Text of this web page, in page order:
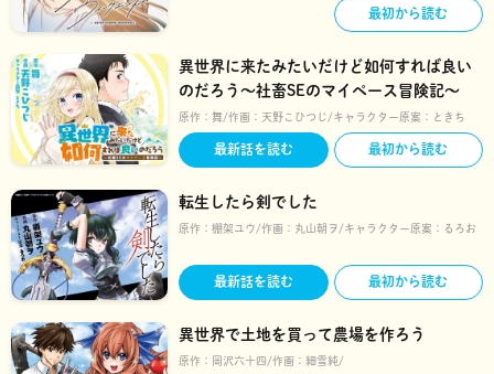
最初から読む
異世界に来たみたいだけど如何すれば良い
のだろう～社畜SEのマイペース冒険記～
原作： 舞 作画： 天野こひつじ キャラクター原案： ときち
最新話を読む 最初から読む
転生したら剣でした
原作： 棚架ユウ 作画： 丸山朝ヲ キャラクター原案： るろお
最新話を読む 最初から読む
異世界で土地を買って農場を作ろう
原作： 岡沢六十四 作画： 細雪純